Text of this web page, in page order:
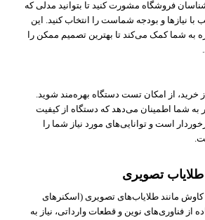
فروشگاه مشورت کنید تا بتوانید مدلی که
با نیازها و بودجه شماست را انتخاب کنید. این
به شما کمک می‌کند تا بهترین تصمیم ممکن را
خرید، از امکان تست دستگاه بهره‌مند شوید.
به شما اطمینان می‌دهد که دستگاه از کیفیت
است و توانایی‌های مورد نیاز شما را
تصویری
کاوش مانند طلایاب‌های تصویری (اسکنرهای
از فناوری‌های نوین و قطعات وارداتی، نیاز به